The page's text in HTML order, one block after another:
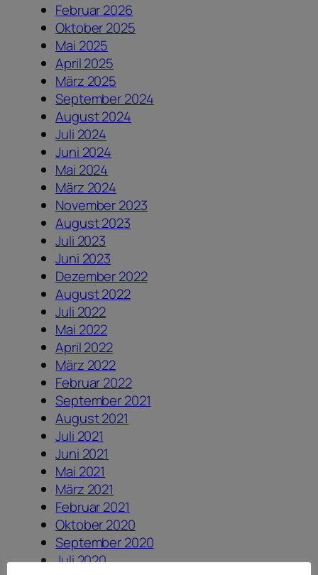
Februar 2026
Oktober 2025
Mai 2025
April 2025
März 2025
September 2024
August 2024
Juli 2024
Juni 2024
Mai 2024
März 2024
November 2023
August 2023
Juli 2023
Juni 2023
Dezember 2022
August 2022
Juli 2022
Mai 2022
April 2022
März 2022
Februar 2022
September 2021
August 2021
Juli 2021
Juni 2021
Mai 2021
März 2021
Februar 2021
Oktober 2020
September 2020
Juli 2020